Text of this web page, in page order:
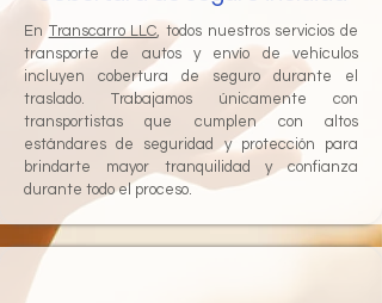
EnTranscarro LLC , todos nuestros servicios de
transporte de autos y envío de vehículos
incluyen cobertura de seguro durante el
traslado. Trabajamos únicamente con
transportistas que cumplen con altos
estándares de seguridad y protección para
brindarte mayor tranquilidad y confianza
durante todo el proceso.